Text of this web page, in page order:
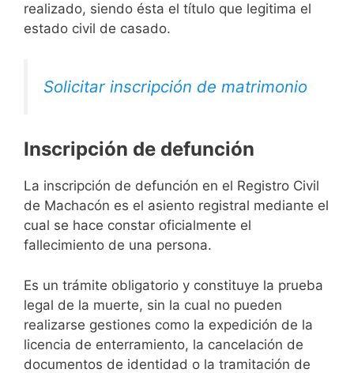
realizado, siendo ésta el título que legitima el
estado civil de casado.
Solicitar inscripción de matrimonio
Inscripción de defunción
La inscripción de defunción en el Registro Civil
de Machacón es el asiento registral mediante el
cual se hace constar oficialmente el
fallecimiento de una persona.
Es un trámite obligatorio y constituye la prueba
legal de la muerte, sin la cual no pueden
realizarse gestiones como la expedición de la
licencia de enterramiento, la cancelación de
documentos de identidad o la tramitación de